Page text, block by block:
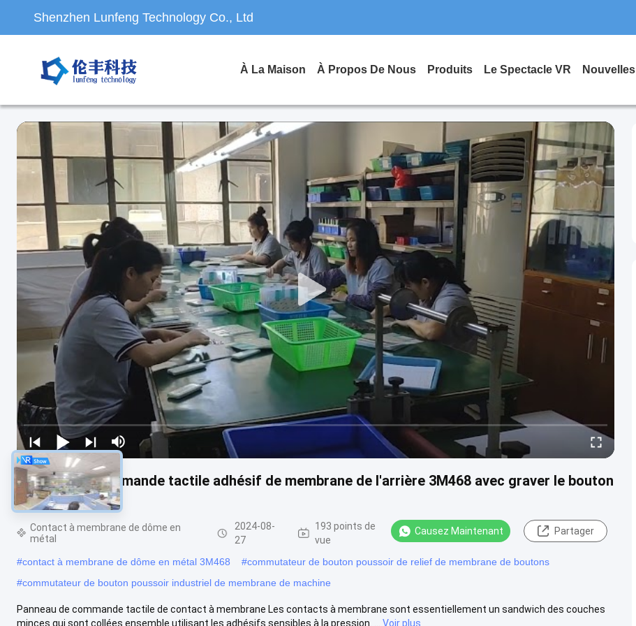
Shenzhen Lunfeng Technology Co., Ltd
À La Maison À Propos De Nous Produits Le Spectacle VR Nouvelles
panneau de commande tactile adhésif de membrane de l'arrière 3M468 avec graver le bouton
en refief brillant
Contact à membrane de dôme en
métal
2024-08-
27
193 points de
vue
Causez Maintenant Partager
#contact à membrane de dôme en métal 3M468 #commutateur de bouton poussoir de relief de membrane de boutons
#commutateur de bouton poussoir industriel de membrane de machine
Panneau de commande tactile de contact à membrane Les contacts à membrane sont essentiellement un sandwich des couches
minces qui sont collées ensemble utilisant les adhésifs sensibles à la pression. ...
Voir plus